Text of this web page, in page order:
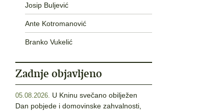
Josip Buljević
Ante Kotromanović
Branko Vukelić
Zadnje objavljeno
05.08.2026. U Kninu svečano obilježen
Dan pobjede i domovinske zahvalnosti,